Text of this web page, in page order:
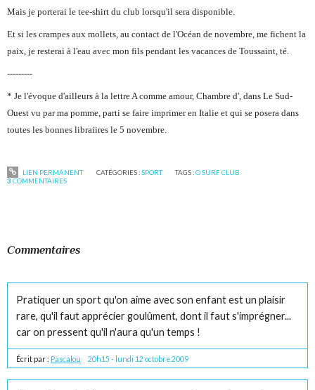
Mais je porterai le tee-shirt du club lorsqu'il sera disponible.
Et si les crampes aux mollets, au contact de l'Océan de novembre, me fichent la
paix, je resterai à l'eau avec mon fils pendant les vacances de Toussaint, té.
---------
* Je l'évoque d'ailleurs à la lettre A comme amour, Chambre d', dansLe Sud-
Ouest vu parma pomme, parti se faire imprimer en Italie et qui se posera dans
toutes les bonnes libraiires le 5 novembre.
LIEN PERMANENT CATÉGORIES :SPORT TAGS :O SURF CLUB
3COMMENTAIRES
Commentaires
Pratiquer un sport qu'on aime avec son enfant est un plaisir
rare, qu'il faut apprécier goulûment, dont il faut s'imprégner...
car on pressent qu'il n'aura qu'un temps !
Écrit par : Pascalou 20h15 - lundi 12 octobre 2009